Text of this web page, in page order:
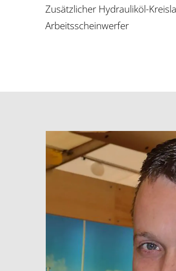
Zusätzlicher Hydrauliköl-
Arbeitsscheinwerfer